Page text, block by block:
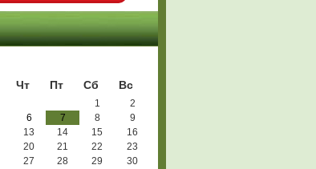
Чт Пт Сб Вс
1
2
6 7 8
9
13 14 15
16
20 21 22
23
27 28 29
30